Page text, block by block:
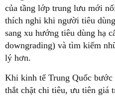
của tầng lớp trung lưu mới
thích nghi khi người tiêu
sang xu hướng tiêu dùng hạ
downgrading) và tìm kiếm
lý hơn.
Khi kinh tế Trung Quốc
thắt chặt chi tiêu, ưu tiên giá